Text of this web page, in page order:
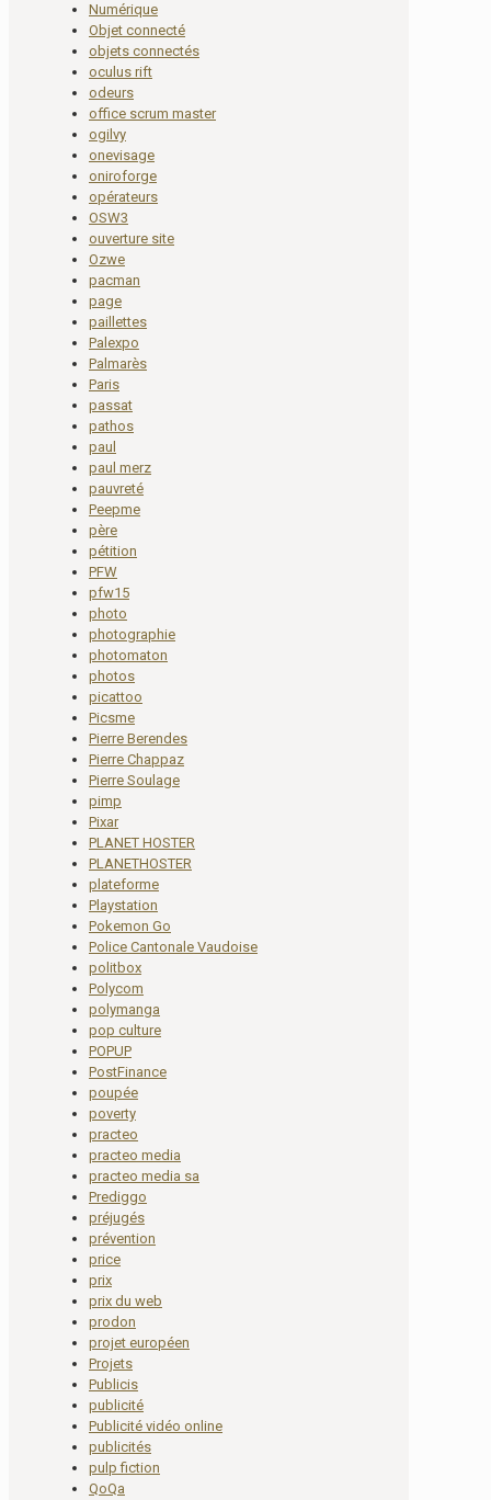
Numérique
Objet connecté
objets connectés
oculus rift
odeurs
office scrum master
ogilvy
onevisage
oniroforge
opérateurs
OSW3
ouverture site
Ozwe
pacman
page
paillettes
Palexpo
Palmarès
Paris
passat
pathos
paul
paul merz
pauvreté
Peepme
père
pétition
PFW
pfw15
photo
photographie
photomaton
photos
picattoo
Picsme
Pierre Berendes
Pierre Chappaz
Pierre Soulage
pimp
Pixar
PLANET HOSTER
PLANETHOSTER
plateforme
Playstation
Pokemon Go
Police Cantonale Vaudoise
politbox
Polycom
polymanga
pop culture
POPUP
PostFinance
poupée
poverty
practeo
practeo media
practeo media sa
Prediggo
préjugés
prévention
price
prix
prix du web
prodon
projet européen
Projets
Publicis
publicité
Publicité vidéo online
publicités
pulp fiction
QoQa